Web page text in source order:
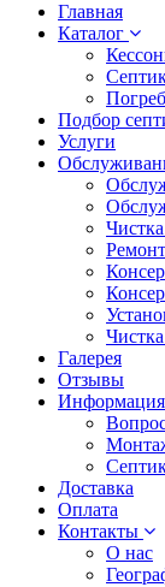
Главная
Каталог
Подбор
Услуги
Галерея
Отзывы
Информация
Доставка
Оплата
Контакты
О нас